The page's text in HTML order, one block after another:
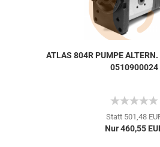
ATLAS 804R PUMPE
0510900024
Statt 501,48
Nur 460,55